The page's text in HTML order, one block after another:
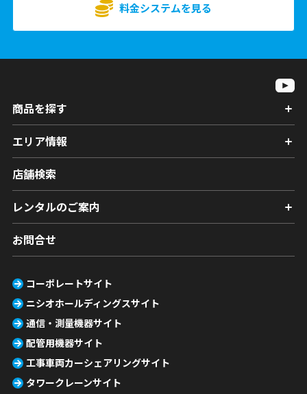
料金システムを見る
商品を探す
エリア情報
店舗検索
レンタルのご案内
お問合せ
コーポレートサイト
ニシオホールディングスサイト
通信・測量機器サイト
配管用機器サイト
工事車両カーシェアリングサイト
タワークレーンサイト